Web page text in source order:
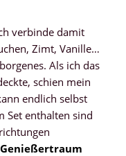
verbinde damit
Zimt, Vanille…
Als ich das
schien mein
endlich selbst
Set enthalten sind
Genießertraum